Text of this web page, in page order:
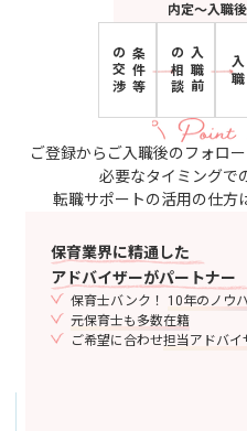
内定〜入職後
条件等
の交渉 入職前
の相談 入職
ご登録からご入職後のフォロ
必要なタイミングで
転職サポートの活用の仕方
保育業界に精通した
アドバイザーがパートナー
保育士バンク！
10年のノウ
元保育士も多数在籍
ご希望に合わせ担当アドバイ